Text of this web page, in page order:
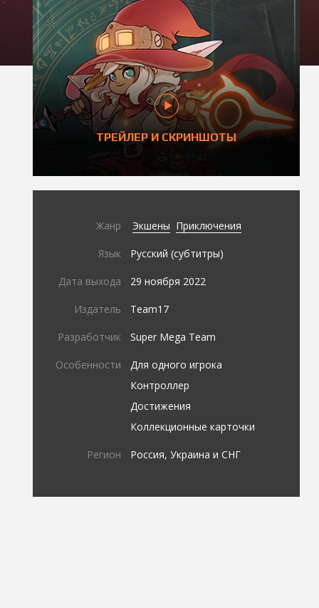
ТРЕЙЛЕР И СКРИНШОТЫ
Жанр Экшены Приключения
Язык Русский (субтитры)
Дата выхода 29 ноября 2022
Издатель Team17
Разработчик Super Mega Team
Особенности
Для одного игрока
Контроллер
Достижения
Коллекционные карточки
Регион Россия, Украина и СНГ